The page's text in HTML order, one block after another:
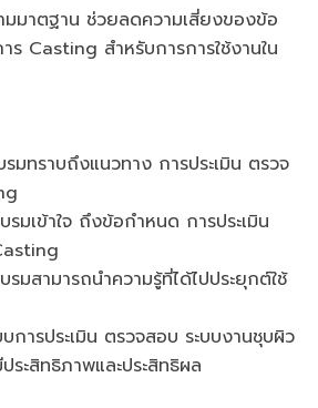
าตฐาน ช่วยลดความเสี่ยงของข้อ
ร Casting สำหรับการการใช้งานใน
รมทราบถึงแนวทาง การประเมิน ตรวจ
รมเข้าใจ ถึงข้อกำหนด การประเมิน
รมสามารถนำความรู้ที่ได้ไปประยุกต์ใช้
การประเมิน ตรวจสอบ ระบบงานชุบผิว
ระสิทธิภาพและประสิทธิผล